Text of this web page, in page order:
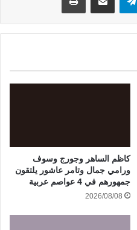
كاظم الساهر وجورج وسوف
ورامي جمال وتامر عاشور يلتقون
جمهورهم في 4 عواصم عربية
2026/08/08